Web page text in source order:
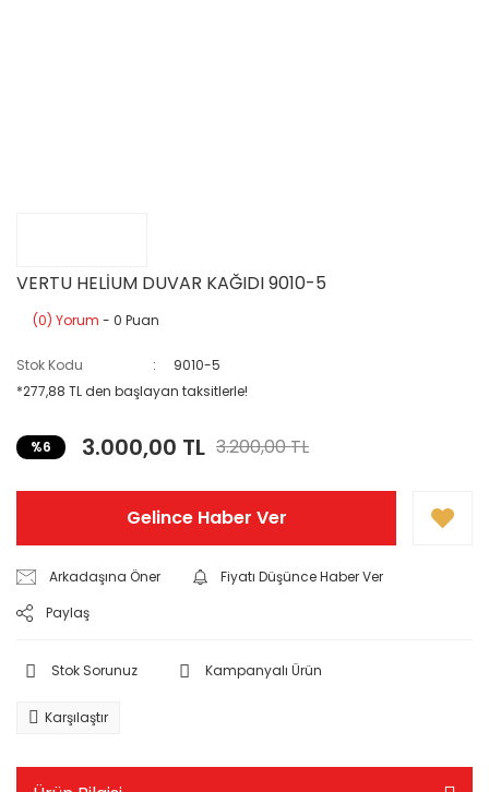
VERTU HELİUM DUVAR KAĞIDI 9010-5
(0) Yorum - 0 Puan
Stok Kodu
9010-5
*277,88 TL den başlayan taksitlerle!
%6 3.000,00 TL 3.200,00 TL
Gelince Haber Ver
Arkadaşına Öner
Fiyatı Düşünce Haber Ver
Paylaş
Stok Sorunuz Kampanyalı Ürün
Karşılaştır